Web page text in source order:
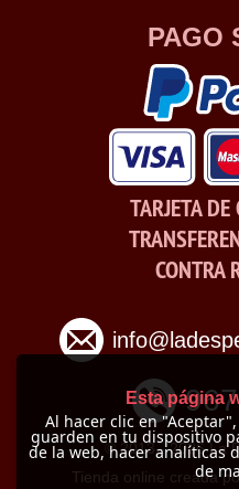
PAGO
TARJETA
CONTRA
© 2013 -2026 La
Tienda online creada
Esta página
Al hacer clic en
guarden en tu dispositivo
de la web, hacer analíticas
de